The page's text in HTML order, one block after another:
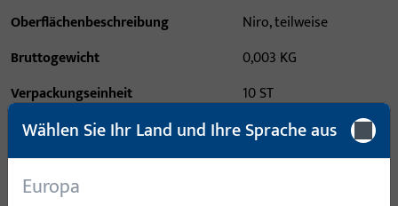
Oberflächenbeschreibung
Niro, teilweise
Bruttogewicht
0,003 KG
Verpackungseinheit
10 ST
Mindestbestelleinheit
1 ST
Anmeldung
Wählen Sie Ihr Land und Ihre Sprache aus
Europa